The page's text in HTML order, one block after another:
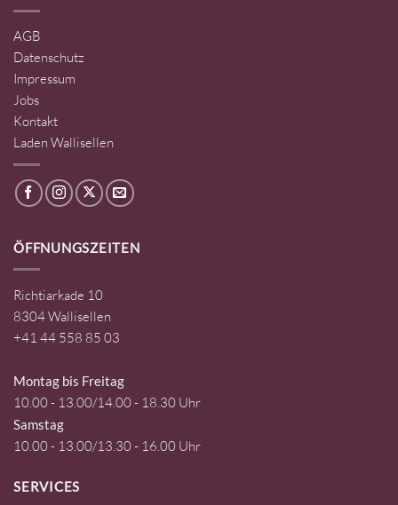
AGB
Datenschutz
Impressum
Jobs
Kontakt
Laden Wallisellen
ÖFFNUNGSZEITEN
Richtiarkade 10
8304 Wallisellen
+41 44 558 85 03
Montag bis Freitag
10.00 - 13.00/14.00 - 18.30 Uhr
Samstag
10.00 - 13.00/13.30 - 16.00 Uhr
SERVICES